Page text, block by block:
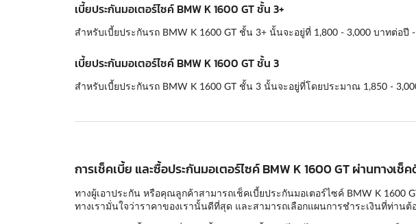
เบี้ยประกันมอเตอร์ไซค์ BMW K 1600 GT ชั้น 3+
สำหรับเบี้ยประกันรถ BMW K 1600 GT ชั้น 3+ นั้นจะอยู่ที่ 1,800 - 3,000 บาทต่อ
เบี้ยประกันมอเตอร์ไซค์ BMW K 1600 GT ชั้น 3
สำหรับเบี้ยประกันรถ BMW K 1600 GT ชั้น 3 นั้นจะอยู่ที่โดยประมาณ 1,850 -
การเช็คเบี้ย และซื้อประกันมอเตอร์ไซค์ BMW K 1600 GT ผ่านทางเช็
ทางผู้เอาประกัน หรือคุณลูกค้าสามารถเช็คเบี้ยประกันมอเตอร์ไซค์ BMW K 1600
ทางเรามั่นใจว่าราคาของเรานั้นดีที่สุด และสามารถเลือกแผนการชำระเงินที่ท่าน